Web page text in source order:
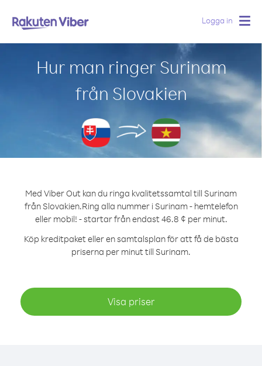
Logga in
Hur man ringer Surinam
från Slovakien
Med Viber Out kan du ringa kvalitetssamtal till Surinam
från Slovakien.Ring alla nummer i Surinam - hemtelefon
eller mobil! - startar från endast 46.8 ¢ per minut.
Köp kreditpaket eller en samtalsplan för att få de bästa
priserna per minut till Surinam.
Visa priser